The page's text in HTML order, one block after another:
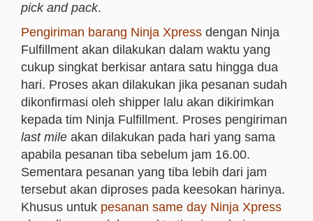
pick and pack.
Pengiriman barang Ninja Xpress dengan Ninja
Fulfillment akan dilakukan dalam waktu yang
cukup singkat berkisar antara satu hingga dua
hari. Proses akan dilakukan jika pesanan sudah
dikonfirmasi oleh shipper lalu akan dikirimkan
kepada tim Ninja Fulfillment. Proses pengiriman
last mile akan dilakukan pada hari yang sama
apabila pesanan tiba sebelum jam 16.00.
Sementara pesanan yang tiba lebih dari jam
tersebut akan diproses pada keesokan harinya.
Khusus untuk pesanan same day Ninja Xpress